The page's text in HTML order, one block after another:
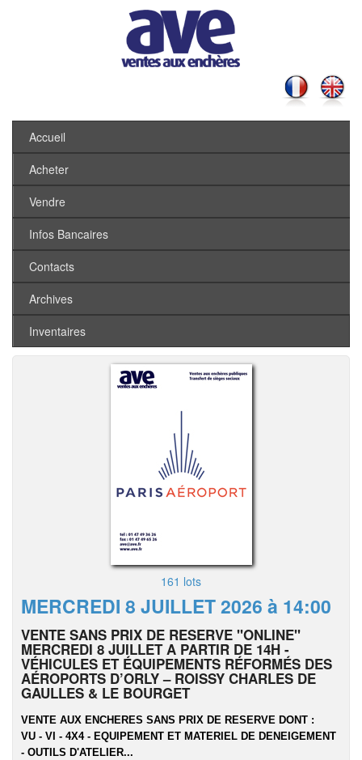
Accueil
Acheter
Vendre
Infos Bancaires
Contacts
Archives
Inventaires
161 lots
MERCREDI 8 JUILLET 2026 à 14:00
VENTE SANS PRIX DE RESERVE "ONLINE"
MERCREDI 8 JUILLET A PARTIR DE 14H -
VÉHICULES ET ÉQUIPEMENTS RÉFORMÉS DES
AÉROPORTS D’ORLY – ROISSY CHARLES DE
GAULLES & LE BOURGET
VENTE AUX ENCHERES SANS PRIX DE RESERVE DONT :
VU - VI - 4X4 - EQUIPEMENT ET MATERIEL DE DENEIGEMENT
- OUTILS D'ATELIER...